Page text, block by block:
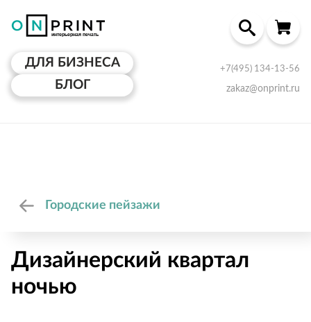
ДЛЯ БИЗНЕСА
БЛОГ
+7(495) 134-13-56
zakaz@onprint.ru
Городские пейзажи
Дизайнерский квартал
ночью